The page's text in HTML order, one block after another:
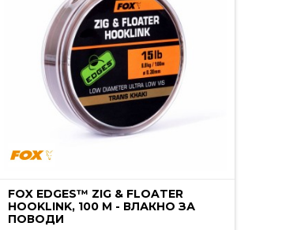
FOX EDGES™ ZIG & FLOATER
HOOKLINK, 100 M - ВЛАКНО ЗА
ПОВОДИ